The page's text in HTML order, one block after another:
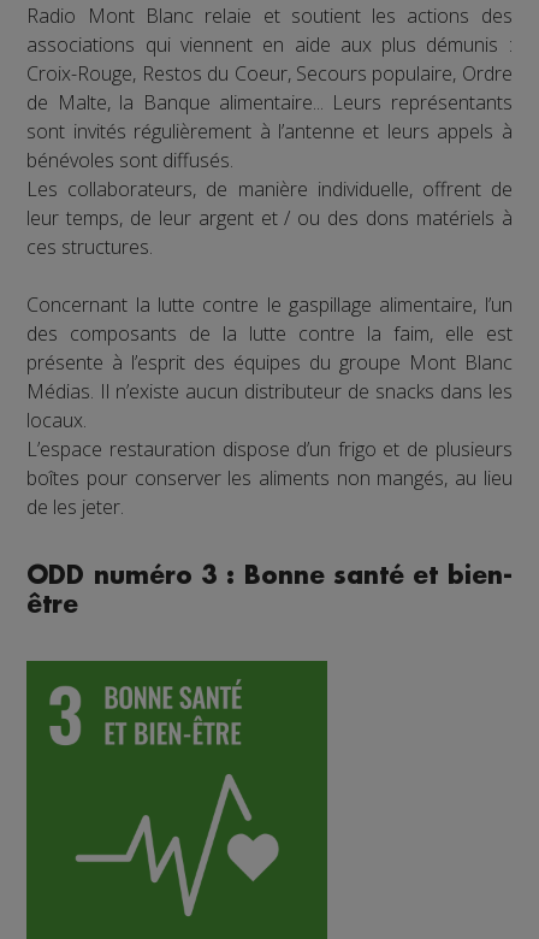
Radio Mont Blanc relaie et soutient les actions des
associations qui viennent en aide aux plus démunis :
Croix-Rouge, Restos du Coeur, Secours populaire, Ordre
de Malte, la Banque alimentaire... Leurs représentants
sont invités régulièrement à l’antenne et leurs appels à
bénévoles sont diffusés.
Les collaborateurs, de manière individuelle, offrent de
leur temps, de leur argent et / ou des dons matériels à
ces structures.
Concernant la lutte contre le gaspillage alimentaire, l’un
des composants de la lutte contre la faim, elle est
présente à l’esprit des équipes du groupe Mont Blanc
Médias. Il n’existe aucun distributeur de snacks dans les
locaux.
L’espace restauration dispose d’un frigo et de plusieurs
boîtes pour conserver les aliments non mangés, au lieu
de les jeter.
ODD numéro 3 : Bonne santé et bien-
être